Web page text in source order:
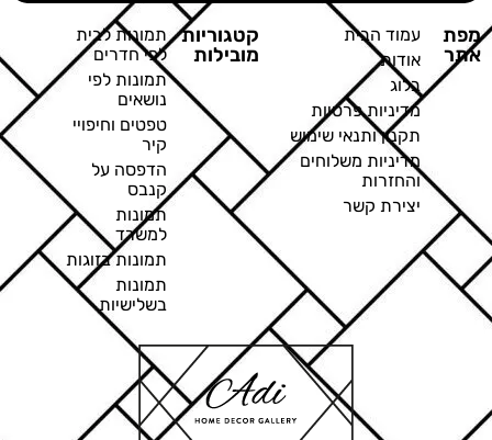
מפת
אתר
עמוד הבית
אודות
בלוג
מדיניות פרטיות
תקנון ותנאי שימוש
מדיניות משלוחים
והחזרות
יצירת קשר
קטגוריות
מובילות
תמונות לבית
לפי חדרים
תמונות לפי
נושאים
טפטים וחיפויי
קיר
הדפסה על
קנבס
תמונות
למשרד
תמונות בזוגות
תמונות
בשלישיות